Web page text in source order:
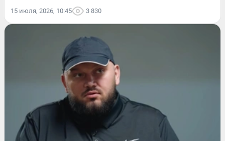
15 июля, 2026, 10:45 3 830